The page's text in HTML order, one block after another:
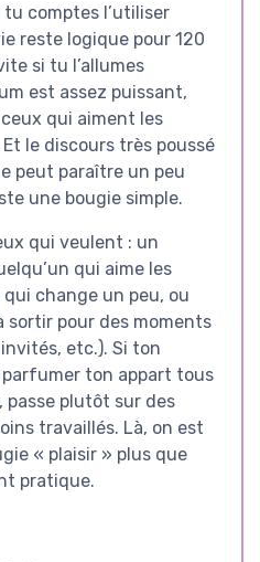
tu comptes l’utiliser
reste logique pour 120
si tu l’allumes
est assez puissant,
ceux qui aiment les
le discours très poussé
peut paraître un peu
une bougie simple.
qui veulent : un
qui aime les
change un peu, ou
sortir pour des moments
etc.). Si ton
ton appart tous
passe plutôt sur des
travaillés. Là, on est
« plaisir » plus que
pratique.